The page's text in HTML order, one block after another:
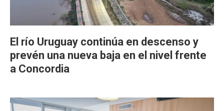
El río Uruguay continúa en descenso y
prevén una nueva baja en el nivel frente
a Concordia